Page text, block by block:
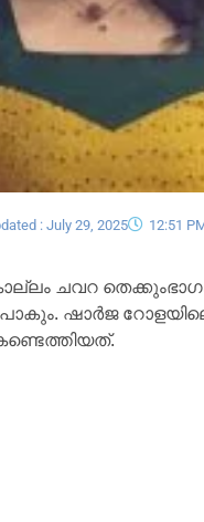
: July 29, 2025 12:51
ചവറ
ഷാർജ